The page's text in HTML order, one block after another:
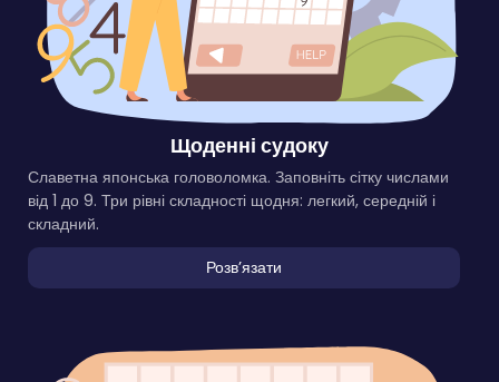
Щоденні судоку
Славетна японська головоломка. Заповніть сітку числами
від 1 до 9. Три рівні складності щодня: легкий, середній і
складний.
Розвʼязати